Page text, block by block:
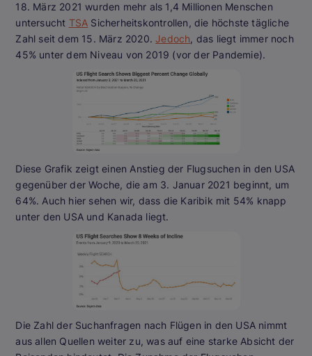
18. März 2021 wurden mehr als 1,4 Millionen Menschen
untersucht TSA Sicherheitskontrollen, die höchste tägliche
Zahl seit dem 15. März 2020. Jedoch, das liegt immer noch
45% unter dem Niveau von 2019 (vor der Pandemie).
Diese Grafik zeigt einen Anstieg der Flugsuchen in den USA
gegenüber der Woche, die am 3. Januar 2021 beginnt, um
64%. Auch hier sehen wir, dass die Karibik mit 54% knapp
unter den USA und Kanada liegt.
Die Zahl der Suchanfragen nach Flügen in den USA nimmt
aus allen Quellen weiter zu, was auf eine starke Absicht der